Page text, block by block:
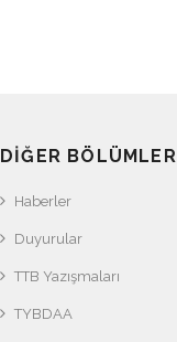
DIĞER BÖLÜMLER
Haberler
Duyurular
TTB Yazışmaları
TYBDAA